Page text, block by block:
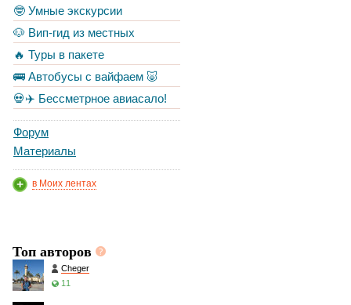
🤓 Умные экскурсии
🐶 Вип-гид из местных
🔥 Туры в пакете
🚌 Автобусы с вайфаем 🐷
💀✈️ Бессметрное авиасало!
Форум
Материалы
в Моих лентах
Топ авторов
Cheger
11